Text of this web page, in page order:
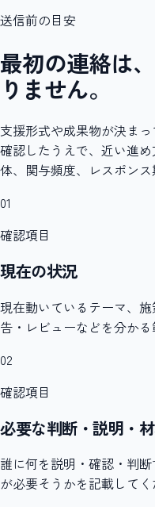
送信前の目安
最初の連絡は
りません。
支援形式や成果物が決ま
確認したうえで、近い進
体、関与頻度、レスポンス
01
確認項目
現在の状況
現在動いているテーマ、
告・レビューなどを分かる
02
確認項目
必要な判断・説明・
誰に何を説明・確認・判
が必要そうかを記載してく